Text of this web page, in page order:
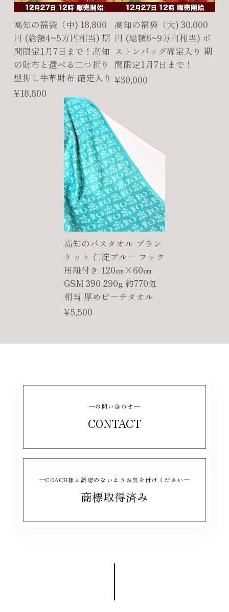
高知の福袋（中) 18,800
円 (総額4~5万円相当) 期
間限定1月7日まで！高知
の財布と選べる二つ折り
型押し牛革財布 確定入り
¥18,800
高知の福袋（大) 30,000
円 (総額6~9万円相当) ボ
ストンバッグ確定入り 期
間限定1月7日まで！
¥30,000
高知のバスタオル ブラン
ケット 仁淀ブルー フック
用紐付き 120㎝×60㎝
GSM 390 290g 約770匁
相当 厚めビーチタオル
¥5,500
お問い合わせ
CONTACT
COACH様と誤認のないようお気を付けください
商標取得済み